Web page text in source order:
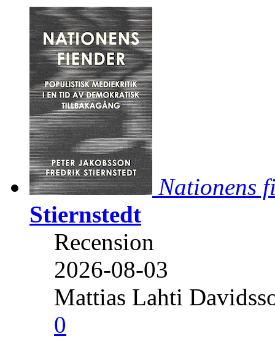
Nationens
Stiernstedt
Recension
2026-08-03
Mattias Lahti
0